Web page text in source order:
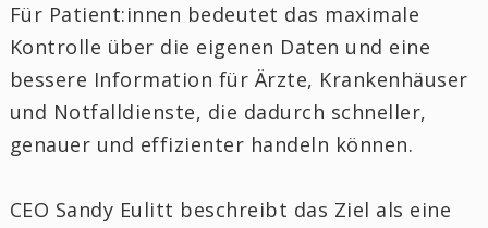
Für Patient:innen bedeutet das maximale
Kontrolle über die eigenen Daten und eine
bessere Information für Ärzte, Krankenhäuser
und Notfalldienste, die dadurch schneller,
genauer und effizienter handeln können.
CEO Sandy Eulitt beschreibt das Ziel als eine